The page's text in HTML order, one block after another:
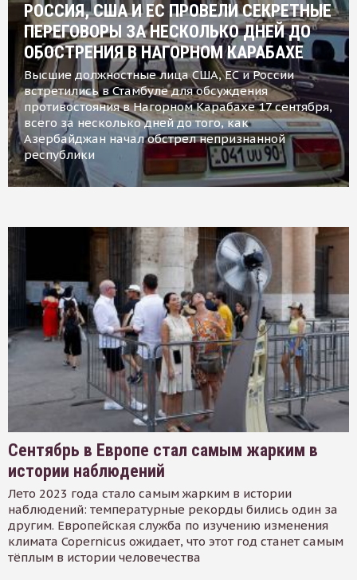
РОССИЯ, США И ЕС ПРОВЕЛИ СЕКРЕТНЫЕ
ПЕРЕГОВОРЫ ЗА НЕСКОЛЬКО ДНЕЙ ДО
ОБОСТРЕНИЯ В НАГОРНОМ КАРАБАХЕ
Высшие должностные лица США, ЕС и России
встретились в Стамбуле для обсуждения
противостояния в Нагорном Карабахе 17 сентября,
всего за несколько дней до того, как
Азербайджан начал обстрел непризнанной
республики
Сентябрь в Европе стал самым жарким в
истории наблюдений
Лето 2023 года стало самым жарким в истории
наблюдений: температурные рекорды бились один за
другим. Европейская служба по изучению изменения
климата Copernicus ожидает, что этот год станет самым
тёплым в истории человечества